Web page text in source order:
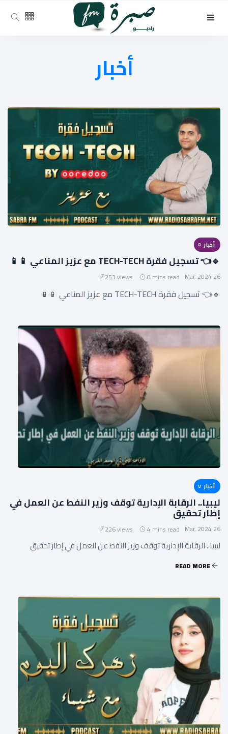
أخبار
أخبار
🔹👈 تسجيل فقرة TECH-TECH مع عزيز المناعي 📱📱
26 Mar, 2024
0 mins read
253 views
🔹👈 تسجيل فقرة TECH-TECH مع عزيز المناعي 📱📱
أخبار
ليبيا.. الرقابة الإدارية توقف وزير النفط عن العمل في
إطار تحقيق
26 Mar, 2024
4 mins read
226 views
ليبيا.. الرقابة الإدارية توقف وزير النفط عن العمل في إطار تحقيق
READ MORE